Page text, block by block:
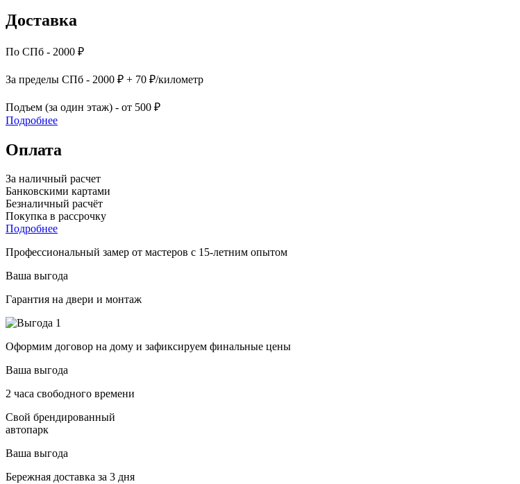
Доставка
По СПб - 2000 ₽
За пределы СПб - 2000 ₽ + 70 ₽/километр
Подъем (за один этаж) - от 500 ₽
Подробнее
Оплата
За наличный расчет
Банковскими картами
Безналичный расчёт
Покупка в рассрочку
Подробнее
Профессиональный замер от мастеров с 15-летним опытом
Ваша выгода
Гарантия на двери и монтаж
Оформим договор на дому и зафиксируем финальные цены
Ваша выгода
2 часа свободного времени
Свой брендированный
автопарк
Ваша выгода
Бережная доставка за 3 дня